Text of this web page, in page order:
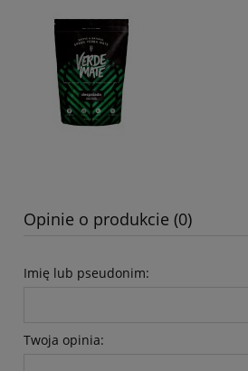
Opinie o produkcie (0)
Imię lub pseudonim:
Twoja opinia: